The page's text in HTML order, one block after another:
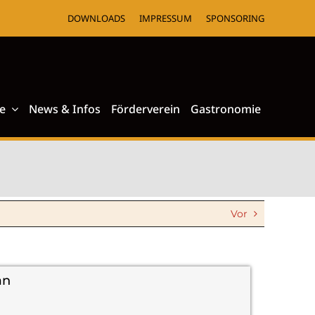
DOWNLOADS IMPRESSUM SPONSORING
News & Infos Förderverein Gastronomie
Vor